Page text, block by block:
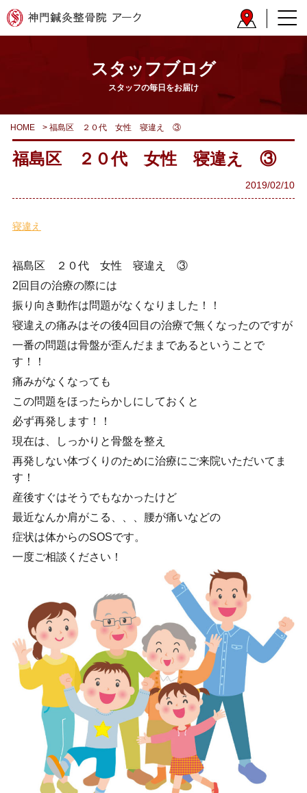
スタッフブログ
スタッフの毎日をお届け
HOME > 福島区 ２０代 女性 寝違え ③
福島区 ２０代 女性 寝違え ③
2019/02/10
寝違え
福島区 ２０代 女性 寝違え ③
2回目の治療の際には
振り向き動作は問題がなくなりました！！
寝違えの痛みはその後4回目の治療で無くなったのですが
一番の問題は骨盤が歪んだままであるということで
す！！
痛みがなくなっても
この問題をほったらかしにしておくと
必ず再発します！！
現在は、しっかりと骨盤を整え
再発しない体づくりのために治療にご来院いただいてま
す！
産後すぐはそうでもなかったけど
最近なんか肩がこる、、、腰が痛いなどの
症状は体からのSOSです。
一度ご相談ください！